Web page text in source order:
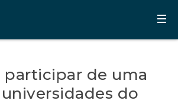
participar de uma
do